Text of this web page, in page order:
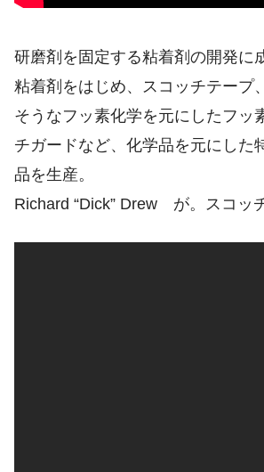
研磨剤を固定する粘着剤の開発に
粘着剤をはじめ、スコッチテープ
そうなフッ素化学を元にしたフッ
チガードなど、化学品を元にした
品を生産。
Richard “Dick” Drew が。スコッ